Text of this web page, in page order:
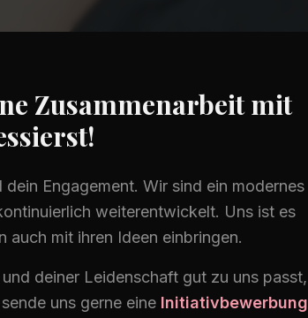
Zusammenarbeit mit
Engagement. Wir sind ein modernes
weiterentwickelt. Uns ist es
mit ihren Ideen einbringen.
deiner Leidenschaft gut zu uns passt,
uns gerne eine Initiativbewerbung